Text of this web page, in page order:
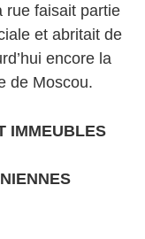
rue faisait partie
et abritait de
encore la
de Moscou.
IMMEUBLES